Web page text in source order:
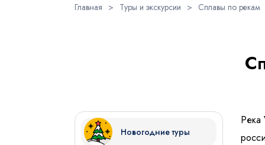
Главная > Туры и экскурсии > Сплавы по рекам
Новогодние туры
Река